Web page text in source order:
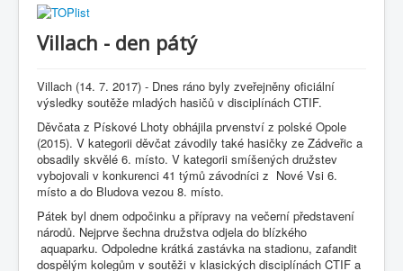
Villach - den pátý
Villach (14. 7. 2017) - Dnes ráno byly zveřejněny oficiální
výsledky soutěže mladých hasičů v disciplínách CTIF.
Děvčata z Pískové Lhoty obhájila prvenství z polské Opole
(2015). V kategorii děvčat závodily také hasičky ze Zádveřic a
obsadily skvělé 6. místo. V kategorii smíšených družstev
vybojovali v konkurenci 41 týmů závodníci z Nové Vsi 6.
místo a do Bludova vezou 8. místo.
Pátek byl dnem odpočinku a přípravy na večerní představení
národů. Nejprve šechna družstva odjela do blízkého
aquaparku. Odpoledne krátká zastávka na stadionu, zafandit
dospělým kolegům v soutěži v klasických disciplínách CTIF a